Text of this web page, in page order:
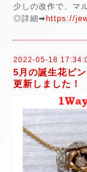
少しの改作で、マ
◎詳細➡ https://
2022-05-18
5月の誕生花ピ
更新しました！